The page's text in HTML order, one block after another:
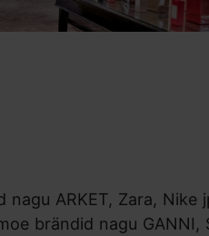
nagu ARKET, Zara, Nike
brändid nagu GANNI,